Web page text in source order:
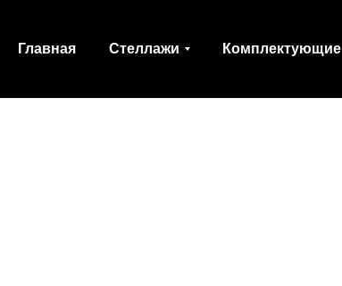
Главная Стеллажи Комплектующие